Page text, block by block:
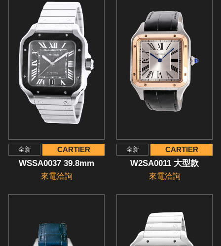
全新 CARTIER
WSSA0037 39.8mm
來電洽詢
全新 CARTIER
W2SA0011 大型款
來電洽詢